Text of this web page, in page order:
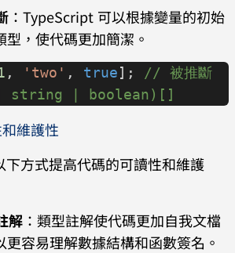
：TypeScript 可以根據變量的初始
，使代碼更加簡潔。
, 'two' , true]; // 被推斷
| string | boolean)[]
維護性
方式提高代碼的可讀性和維護
解 ：類型註解使代碼更加自我文檔
容易理解數據結構和函數簽名。